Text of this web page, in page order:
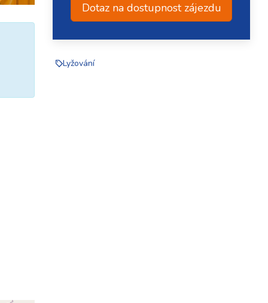
Dotaz na dostupnost zájezdu
Lyžování